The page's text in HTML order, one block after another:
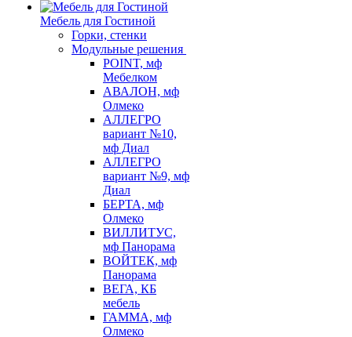
Мебель для Гостиной
Горки, стенки
Модульные решения
POINT, мф
Мебелком
АВАЛОН, мф
Олмеко
АЛЛЕГРО
вариант №10,
мф Диал
АЛЛЕГРО
вариант №9, мф
Диал
БЕРТА, мф
Олмеко
ВИЛЛИТУС,
мф Панорама
ВОЙТЕК, мф
Панорама
ВЕГА, КБ
мебель
ГАММА, мф
Олмеко